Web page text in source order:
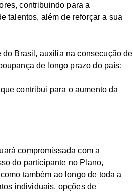
contribuindo para a
talentos, além de reforçar a sua
Brasil, auxilia na consecução de
de longo prazo do país;
contribui para o aumento da
compromissada com a
do participante no Plano,
também ao longo de toda a
individuais, opções de